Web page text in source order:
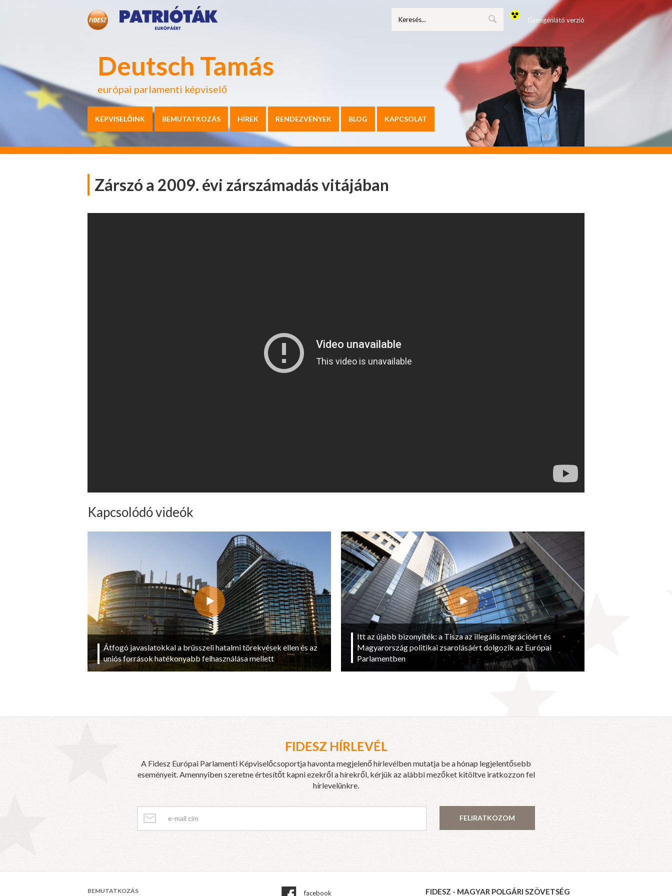
Deutsch Tamás
európai parlamenti képviselő
Gyengénlátó verzió
KÉPVISELŐINK BEMUTATKOZÁS HÍREK RENDEZVÉNYEK BLOG KAPCSOLAT
Zárszó a 2009. évi zárszámadás vitájában
Kapcsolódó videók
Átfogó javaslatokkal a brüsszeli hatalmi törekvések ellen és az
uniós források hatékonyabb felhasználása mellett
Itt az újabb bizonyíték: a Tisza az illegális migrációért és
Magyarország politikai zsarolásáért dolgozik az Európai
Parlamentben
FIDESZ HÍRLEVÉL
A Fidesz Európai Parlamenti Képviselőcsoportja havonta megjelenő hírlevélben mutatja be a hónap legjelentősebb
eseményeit. Amennyiben szeretne értesítőt kapni ezekről a hírekről, kérjük az alábbi mezőket kitöltve iratkozzon fel
hírlevelünkre.
FELIRATKOZOM
BEMUTATKOZÁS facebook FIDESZ - MAGYAR POLGÁRI SZÖVETSÉG